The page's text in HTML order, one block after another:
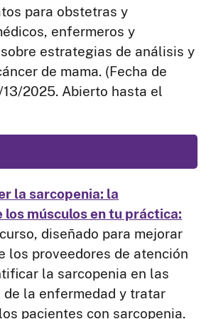
para obstetras y
enfermeros y
estrategias de análisis y
de mama. (Fecha de
2025. Abierto hasta el
la sarcopenia: la
músculos en tu práctica:
diseñado para mejorar
los proveedores de atención
la sarcopenia en las
de la enfermedad y tratar
pacientes con sarcopenia.